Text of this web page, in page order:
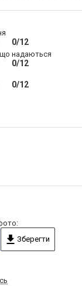
0/12
що надаються
0/12
0/12
Зберегти